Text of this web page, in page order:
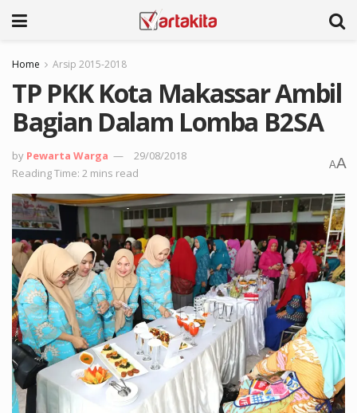
Home Arsip 2015-2018
TP PKK Kota Makassar Ambil
Bagian Dalam Lomba B2SA
by Pewarta Warga
29/08/2018
Reading Time: 2 mins read
AA